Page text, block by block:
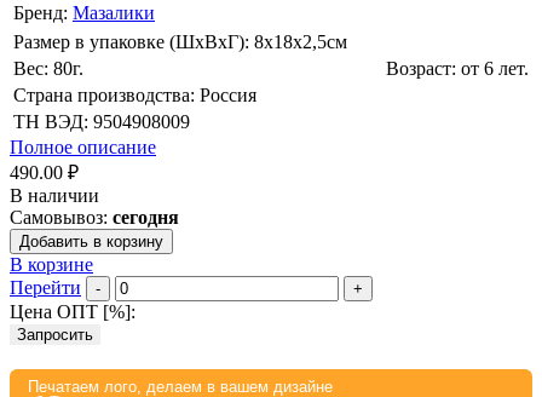
Бренд: Мазалики
Размер в упаковке (ШхВxГ): 8х18х2,5cм
Вес: 80г.
Возраст: от 6 лет.
Страна производства: Россия
ТН ВЭД: 9504908009
Полное описание
490.00 ₽
В наличии
Самовывоз: сегодня
Добавить в корзину
В корзине
Перейти
- +
Цена ОПТ [%]:
Запросить
Печатаем лого, делаем в вашем дизайне